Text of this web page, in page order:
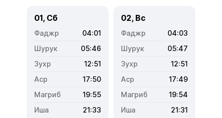
01, Сб
04:01
05:46
12:51
17:50
19:55
21:33
02, Вс
04:03
05:47
12:51
17:49
19:54
21:31